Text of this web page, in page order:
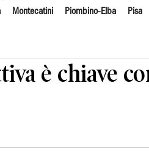
Montecatini Piombino-Elba Pisa
è chiave